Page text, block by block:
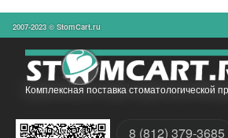
2007-2023 © StomCart.ru
Комплексная поставка стоматологической
8 (812) 379-3685